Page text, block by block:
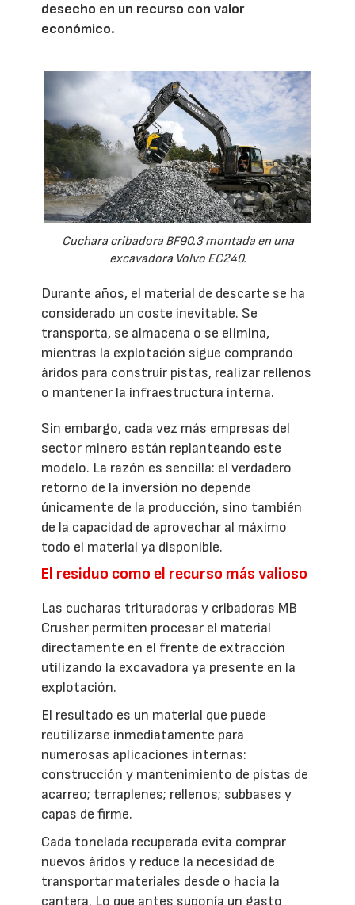
desecho en un recurso con valor
económico.
Cuchara cribadora BF90.3 montada en una
excavadora Volvo EC240.
Durante años, el material de descarte se ha
considerado un coste inevitable. Se
transporta, se almacena o se elimina,
mientras la explotación sigue comprando
áridos para construir pistas, realizar rellenos
o mantener la infraestructura interna.
Sin embargo, cada vez más empresas del
sector minero están replanteando este
modelo. La razón es sencilla: el verdadero
retorno de la inversión no depende
únicamente de la producción, sino también
de la capacidad de aprovechar al máximo
todo el material ya disponible.
El residuo como el recurso más valioso
Las cucharas trituradoras y cribadoras MB
Crusher permiten procesar el material
directamente en el frente de extracción
utilizando la excavadora ya presente en la
explotación.
El resultado es un material que puede
reutilizarse inmediatamente para
numerosas aplicaciones internas:
construcción y mantenimiento de pistas de
acarreo; terraplenes; rellenos; subbases y
capas de firme.
Cada tonelada recuperada evita comprar
nuevos áridos y reduce la necesidad de
transportar materiales desde o hacia la
cantera. Lo que antes suponía un gasto